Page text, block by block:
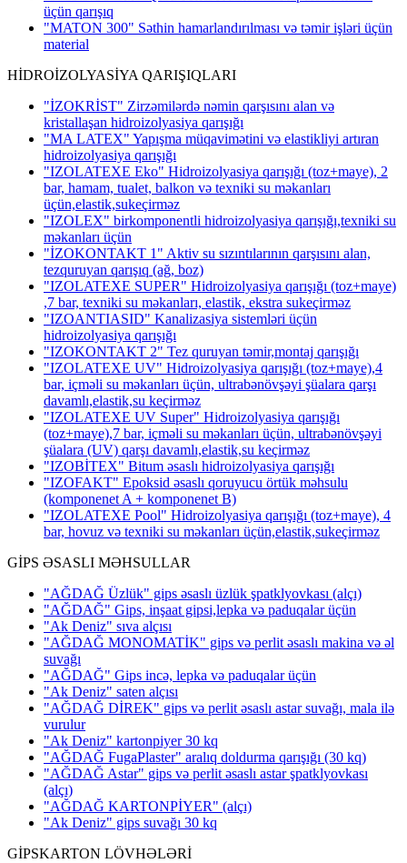
üçün qarışıq
"MATON 300" Səthin hamarlandırılması və təmir işləri üçün
material
HİDROİZOLYASİYA QARIŞIQLARI
"İZOKRİST" Zirzəmilərdə nəmin qarşısını alan və
kristallaşan hidroizolyasiya qarışığı
"MA LATEX" Yapışma müqavimətini və elastikliyi artıran
hidroizolyasiya qarışığı
"IZOLATEXE Eko" Hidroizolyasiya qarışığı (toz+maye), 2
bar, hamam, tualet, balkon və texniki su məkanları
üçün,elastik,sukeçirməz
"IZOLEX" birkomponentli hidroizolyasiya qarışığı,texniki su
məkanları üçün
"İZOKONTAKT 1" Aktiv su sızıntılarının qarşısını alan,
tezquruyan qarışıq (ağ, boz)
"IZOLATEXE SUPER" Hidroizolyasiya qarışığı (toz+maye)
,7 bar, texniki su məkanları, elastik, ekstra sukeçirməz
"IZOANTIASID" Kanalizasiya sistemləri üçün
hidroizolyasiya qarışığı
"IZOKONTAKT 2" Tez quruyan təmir,montaj qarışığı
"IZOLATEXE UV" Hidroizolyasiya qarışığı (toz+maye),4
bar, içməli su məkanları üçün, ultrabənövşəyi şüalara qarşı
davamlı,elastik,su keçirməz
"IZOLATEXE UV Super" Hidroizolyasiya qarışığı
(toz+maye),7 bar, içməli su məkanları üçün, ultrabənövşəyi
şüalara (UV) qarşı davamlı,elastik,su keçirməz
"IZOBİTEX" Bitum əsaslı hidroizolyasiya qarışığı
"IZOFAKT" Epoksid əsaslı qoruyucu örtük məhsulu
(komponenet A + komponenet B)
"IZOLATEXE Pool" Hidroizolyasiya qarışığı (toz+maye), 4
bar, hovuz və texniki su məkanları üçün,elastik,sukeçirməz
GİPS ƏSASLI MƏHSULLAR
"AĞDAĞ Üzlük" gips əsaslı üzlük şpatklyovkası (alçı)
"AĞDAĞ" Gips, inşaat gipsi,lepka və paduqalar üçün
"Ak Deniz" sıva alçısı
"AĞDAĞ MONOMATİK" gips və perlit əsaslı makina və əl
suvağı
"AĞDAĞ" Gips incə, lepka və paduqalar üçün
"Ak Deniz" saten alçısı
"AĞDAĞ DİREK" gips və perlit əsaslı astar suvağı, mala ilə
vurulur
"Ak Deniz" kartonpiyer 30 kq
"AĞDAĞ FugaPlaster" aralıq doldurma qarışığı (30 kq)
"AĞDAĞ Astar" gips və perlit əsaslı astar şpatklyovkası
(alçı)
"AĞDAĞ KARTONPİYER" (alçı)
"Ak Deniz" gips suvağı 30 kq
GİPSKARTON LÖVHƏLƏRİ